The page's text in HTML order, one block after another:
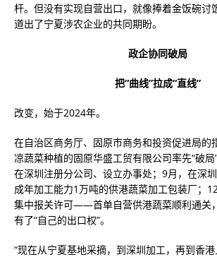
杆。但没有实现自营出口，就像捧着金饭碗讨
道出了宁夏涉农企业的共同期盼。
政企协同破局
把“曲线”拉成“直线”
改变，始于2024年。
在自治区商务厅、固原市商务和投资促进局的
凉蔬菜种植的固原华盛工贸有限公司率先“破
在深圳注册分公司、设立办事处；9月，在深
成年加工能力1万吨的供港蔬菜加工包装厂；
集中报关许可——首单自营供港蔬菜顺利通关
有了“自己的出口权”。
“现在从宁夏基地采摘，到深圳加工，再到香